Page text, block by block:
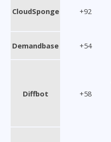
CloudSponge +92
Demandbase +54
Diffbot +58